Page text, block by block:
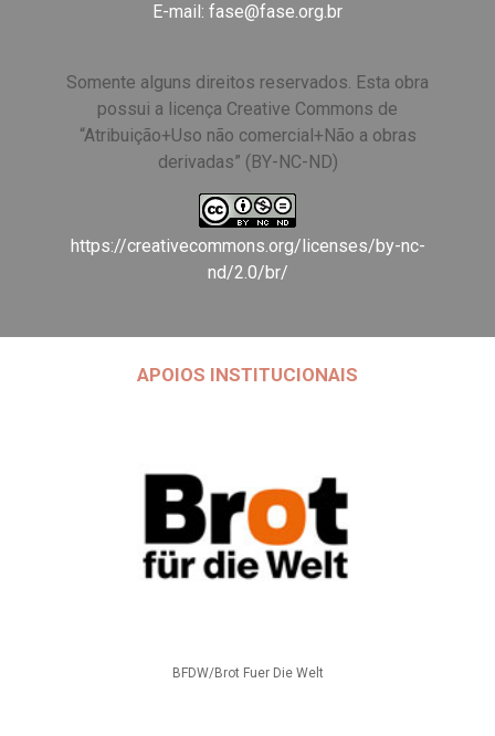
E-mail: fase@fase.org.br
Somente alguns direitos reservados. Esta obra
possui a licença Creative Commons de
“Atribuição+Uso não comercial+Não a obras
derivadas” (BY-NC-ND)
https://creativecommons.org/licenses/by-nc-
nd/2.0/br/
APOIOS INSTITUCIONAIS
BFDW/Brot Fuer Die Welt